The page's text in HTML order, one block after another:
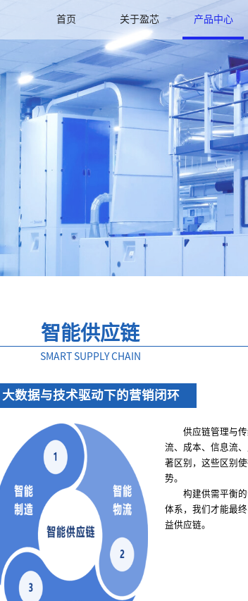
首页 关于盈芯 产品中心
智能供应链
SMART SUPPLY CHAIN
大数据与技术驱动下的营销闭环
供应链管理与
流、成本、信息流
著区别，这些区别
势。
构建供需平衡
体系，我们才能最
益供应链。